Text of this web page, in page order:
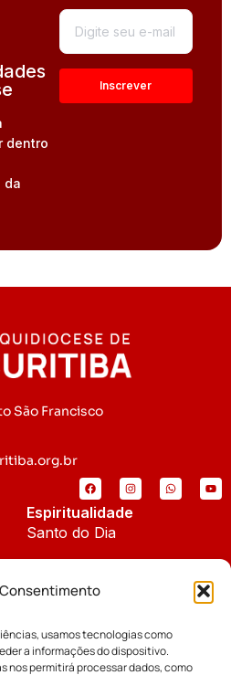
usamos tecnologias como
a informações do dispositivo.
nos permitirá processar dados, como
dentro
da
São Francisco
Espiritualidade
Santo do Dia
Cúria Diocesana